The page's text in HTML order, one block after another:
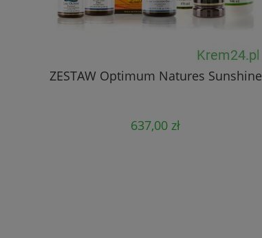
do koszyka
ZESTAW Optimum Natures Sunshine
637,00 zł